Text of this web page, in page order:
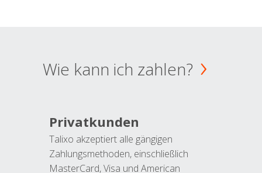
Wie kann ich zahlen?
Privatkunden
Talixo akzeptiert alle gängigen
Zahlungsmethoden, einschließlich
MasterCard, Visa und American